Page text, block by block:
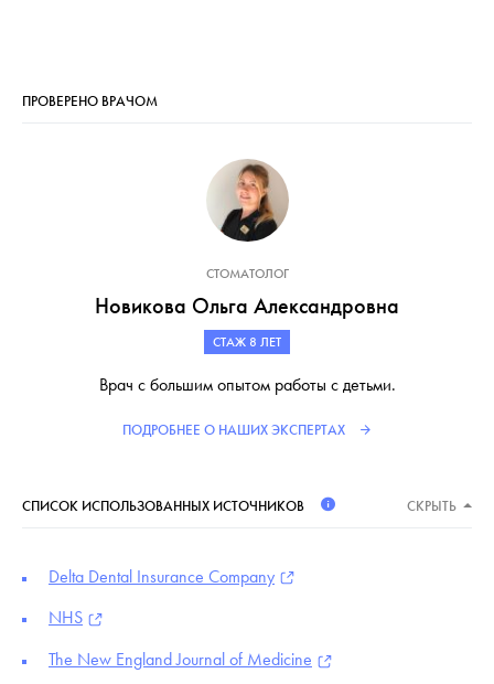
ПРОВЕРЕНО ВРАЧОМ
СТОМАТОЛОГ
Новикова Ольга Александровна
СТАЖ 8 ЛЕТ
Врач с большим опытом работы с детьми.
ПОДРОБНЕЕ О НАШИХ ЭКСПЕРТАХ
СПИСОК ИСПОЛЬЗОВАННЫХ ИСТОЧНИКОВ СКРЫТЬ
Delta Dental Insurance Company
NHS
The New England Journal of Medicine